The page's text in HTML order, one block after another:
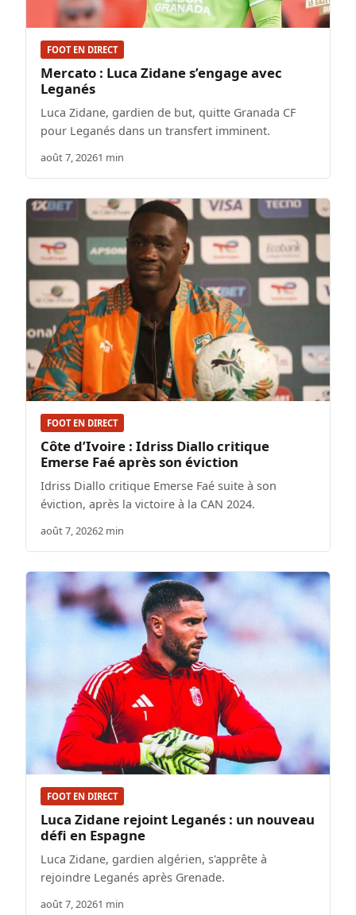
FOOT EN DIRECT
Mercato : Luca Zidane s’engage avec
Leganés
Luca Zidane, gardien de but, quitte Granada CF
pour Leganés dans un transfert imminent.
août 7, 20261 min
FOOT EN DIRECT
Côte d’Ivoire : Idriss Diallo critique
Emerse Faé après son éviction
Idriss Diallo critique Emerse Faé suite à son
éviction, après la victoire à la CAN 2024.
août 7, 20262 min
FOOT EN DIRECT
Luca Zidane rejoint Leganés : un nouveau
défi en Espagne
Luca Zidane, gardien algérien, s'apprête à
rejoindre Leganés après Grenade.
août 7, 20261 min